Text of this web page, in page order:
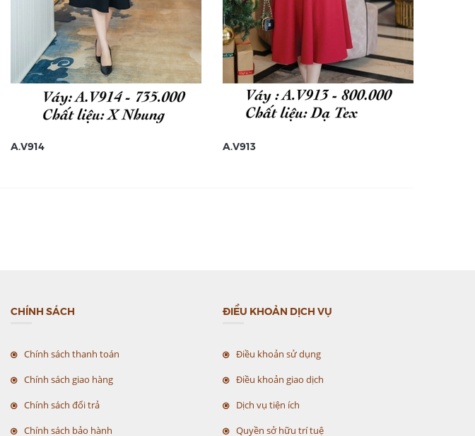
A.V914 A.V913
CHÍNH SÁCH
Chính sách thanh toán
Chính sách giao hàng
Chính sách đổi trả
Chính sách bảo hành
ĐIỀU KHOẢN DỊCH VỤ
Điều khoản sử dụng
Điều khoản giao dịch
Dịch vụ tiện ích
Quyền sở hữu trí tuệ